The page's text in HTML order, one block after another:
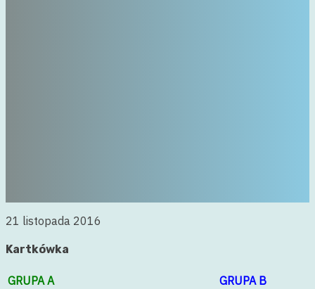
21 listopada 2016
Kartkówka
GRUPA A GRUPA B